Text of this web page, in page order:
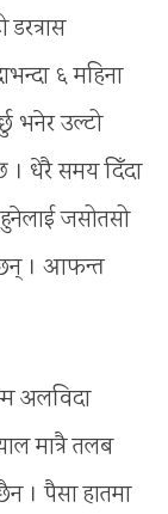
६ महिना
भनेर उल्टो
। धेरै समय दिँदा
जसोतसो
। आफन्त
अलविदा
मात्रै तलब
। पैसा हातमा